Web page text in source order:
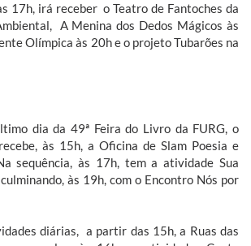
17h, irá receber o Teatro de Fantoches da
A Menina dos Dedos Mágicos às
Olímpica às 20h e o projeto Tubarões na
dia da 49ª Feira do Livro da FURG, o
às 15h, a Oficina de Slam Poesia e
sequência, às 17h, tem a atividade Sua
às 19h, com o Encontro Nós por
diárias, a partir das 15h, a Ruas das